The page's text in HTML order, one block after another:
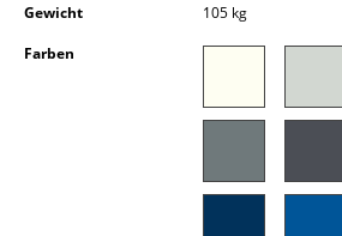
Gewicht
105 kg
Farben